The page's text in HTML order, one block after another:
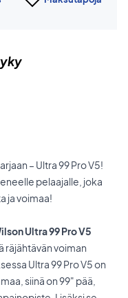
– Ultra 99 Pro V5!
pelaajalle, joka
ja voimaa!
Ultra 99 Pro V5
räjähtävän voiman
Ultra 99 Pro V5 on
siinä on 99" pää,